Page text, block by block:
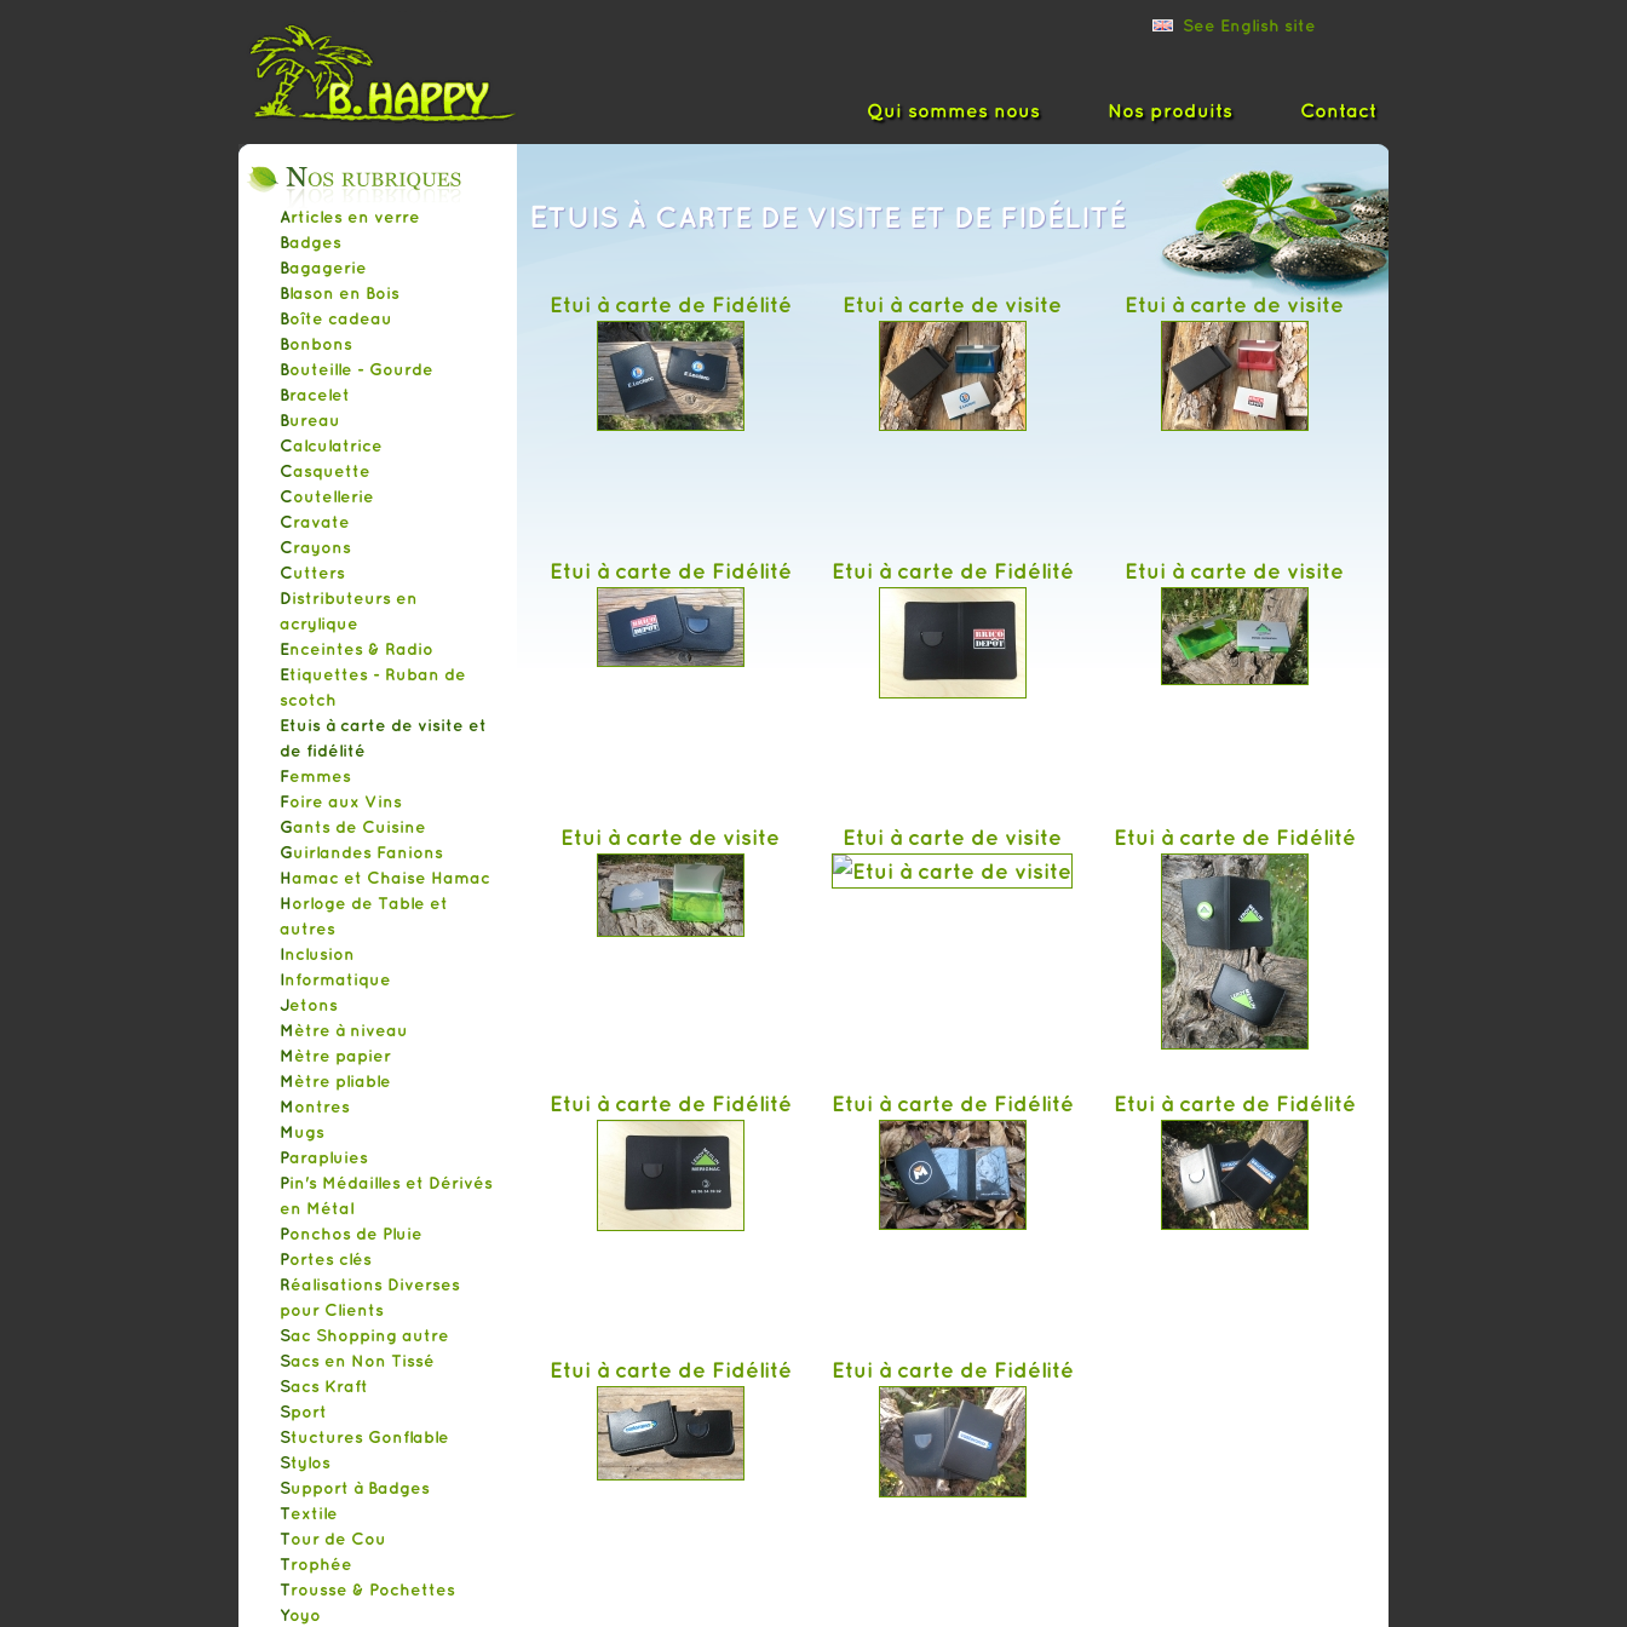
See English site
Qui sommes nous Nos produits Contact
Articles en verre
Badges
Bagagerie
Blason en Bois
Boîte cadeau
Bonbons
Bouteille - Gourde
Bracelet
Bureau
Calculatrice
Casquette
Coutellerie
Cravate
Crayons
Cutters
Distributeurs en
acrylique
Enceintes & Radio
Etiquettes - Ruban de
scotch
Etuis à carte de visite et
de fidélité
Femmes
Foire aux Vins
Gants de Cuisine
Guirlandes Fanions
Hamac et Chaise Hamac
Horloge de Table et
autres
Inclusion
Informatique
Jetons
Mètre à niveau
Mètre papier
Mètre pliable
Montres
Mugs
Parapluies
Pin's Médailles et Dérivés
en Métal
Ponchos de Pluie
Portes clés
Réalisations Diverses
pour Clients
Sac Shopping autre
Sacs en Non Tissé
Sacs Kraft
Sport
Stuctures Gonflable
Stylos
Support à Badges
Textile
Tour de Cou
Trophée
Trousse & Pochettes
Yoyo
ETUIS À CARTE DE VISITE ET DE FIDÉLITÉ
Etui à carte de Fidélité Etui à carte de visite Etui à carte de visite
Etui à carte de Fidélité Etui à carte de Fidélité Etui à carte de visite
Etui à carte de visite Etui à carte de visite Etui à carte de Fidélité
Etui à carte de Fidélité Etui à carte de Fidélité Etui à carte de Fidélité
Etui à carte de Fidélité Etui à carte de Fidélité